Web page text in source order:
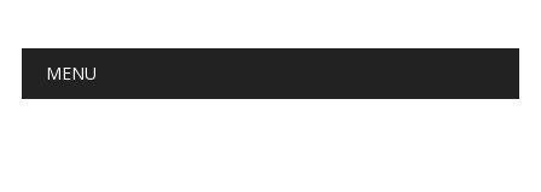
Main menu
MENU